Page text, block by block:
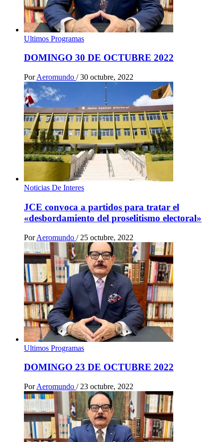
Ultimos Programas
DOMINGO 30 DE OCTUBRE 2022
Por Aeromundo / 30 octubre, 2022
Noticias De Interes
JCE convoca a partidos para tratar el
«desbordamiento del proselitismo electoral»
Por Aeromundo / 25 octubre, 2022
Ultimos Programas
DOMINGO 23 DE OCTUBRE 2022
Por Aeromundo / 23 octubre, 2022